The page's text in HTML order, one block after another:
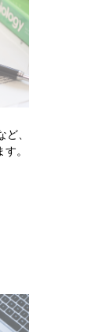
字
］
、
。